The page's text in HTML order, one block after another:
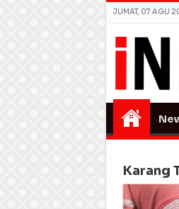
JUMAT, 07 AGU
Karang